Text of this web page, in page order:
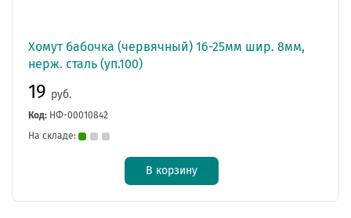
Хомут бабочка (червячный) 16-25мм шир. 8мм,
нерж. сталь (уп.100)
19 руб.
Код: НФ-00010842
На складе:
В корзину